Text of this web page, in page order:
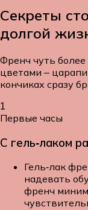
Секреты
долгой
Френч чуть
цветами –
кончиках сразу
1
Первые часы
С гель-лаком
Гель-лак
надевать
френч